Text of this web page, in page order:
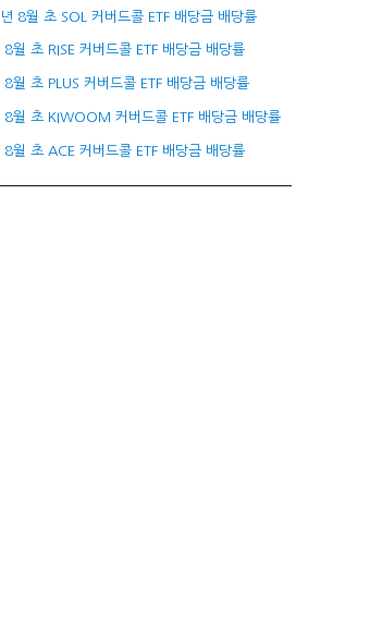
8월 초 SOL 커버드콜 ETF 배당금 배당률
월 초 RISE 커버드콜 ETF 배당금 배당률
월 초 PLUS 커버드콜 ETF 배당금 배당률
월 초 KIWOOM 커버드콜 ETF 배당금 배당률
월 초 ACE 커버드콜 ETF 배당금 배당률